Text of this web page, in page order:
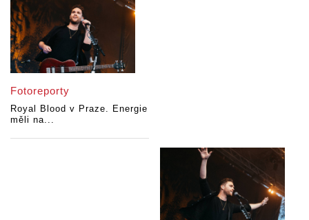
Fotoreporty
Royal Blood v Praze. Energie
měli na...